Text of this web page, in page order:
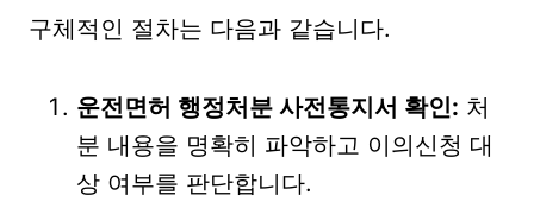
구체적인 절차는 다음과 같습니다.
운전면허 행정처분 사전통지서 확인: 처
분 내용을 명확히 파악하고 이의신청 대
상 여부를 판단합니다.